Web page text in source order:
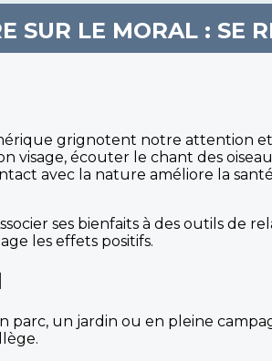
SUR LE MORAL : SE
grignotent notre attention
visage, écouter le chant des
avec la nature améliore la
ses bienfaits à des outils de
les effets positifs.
parc, un jardin ou en pleine